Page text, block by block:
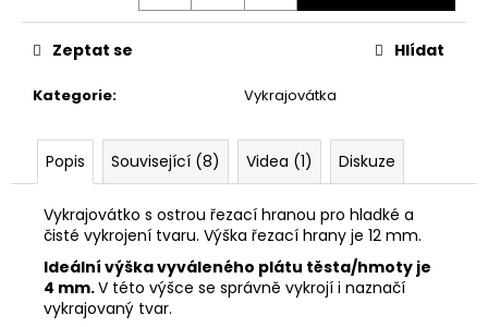
Kategorie: Vykrajovátka
Zeptat se Hlídat
Popis Související (8) Videa (1) Diskuze
Vykrajovátko s ostrou řezací hranou pro hladké a
čisté vykrojení tvaru. Výška řezací hrany je 12 mm.
Ideální výška vyváleného plátu těsta/hmoty je
4 mm.V této výšce se správně vykrojí i naznačí
vykrajovaný tvar.
m
e
VYKRAJOVÁTKO
SET
#347
74
Kč